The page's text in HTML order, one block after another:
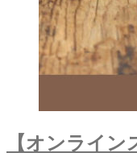
【オンライン